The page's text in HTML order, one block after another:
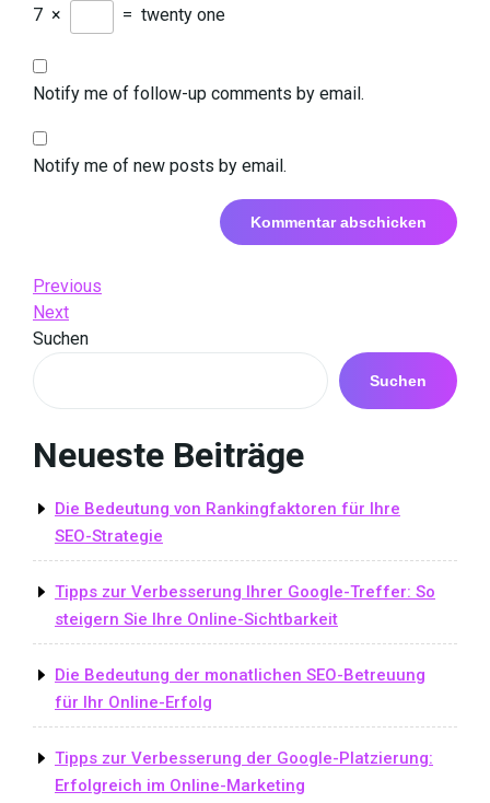
7 × = twenty one
Notify me of follow-up comments by email.
Notify me of new posts by email.
Beitrags-
Navigation
Previous
Post
Previous
Next
Post
Next
Suchen
Suchen
Neueste Beiträge
Die Bedeutung von Rankingfaktoren für Ihre
SEO-Strategie
Tipps zur Verbesserung Ihrer Google-Treffer: So
steigern Sie Ihre Online-Sichtbarkeit
Die Bedeutung der monatlichen SEO-Betreuung
für Ihr Online-Erfolg
Tipps zur Verbesserung der Google-Platzierung:
Erfolgreich im Online-Marketing